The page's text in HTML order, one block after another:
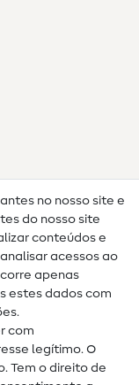
no nosso site e
do nosso site
conteúdos e
acessos ao
apenas
estes dados com
com
legítimo. O
Tem o direito de